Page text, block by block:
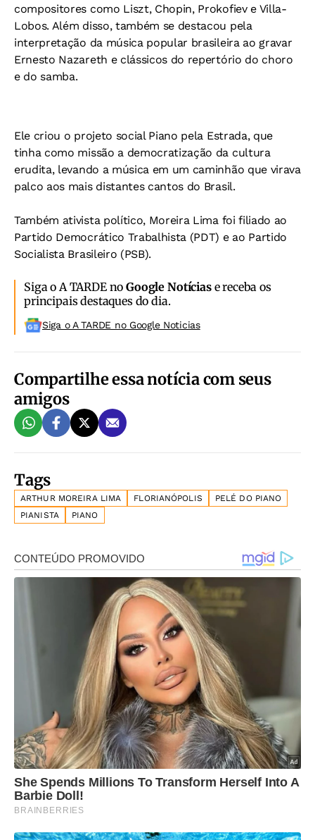
compositores como Liszt, Chopin, Prokofiev e Villa-
Lobos. Além disso, também se destacou pela
interpretação da música popular brasileira ao gravar
Ernesto Nazareth e clássicos do repertório do choro
e do samba.
Ele criou o projeto social Piano pela Estrada, que
tinha como missão a democratização da cultura
erudita, levando a música em um caminhão que virava
palco aos mais distantes cantos do Brasil.
Também ativista político, Moreira Lima foi filiado ao
Partido Democrático Trabalhista (PDT) e ao Partido
Socialista Brasileiro (PSB).
Siga o A TARDE noGoogle Notíciase receba os
principais destaques do dia.
Siga o A TARDE no Google Noticias
Compartilhe essa notícia com seus
amigos
Tags
ARTHUR MOREIRA LIMA FLORIANÓPOLIS
PELÉ DO PIANO
PIANISTA
PIANO